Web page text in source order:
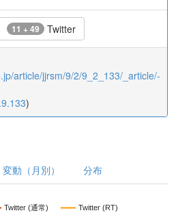
11 + 49 Twitter
article/jjrsm/9/2/9_2_133/_article/-
)
変動（月別） 分布
Twitter (通常) Twitter (RT)